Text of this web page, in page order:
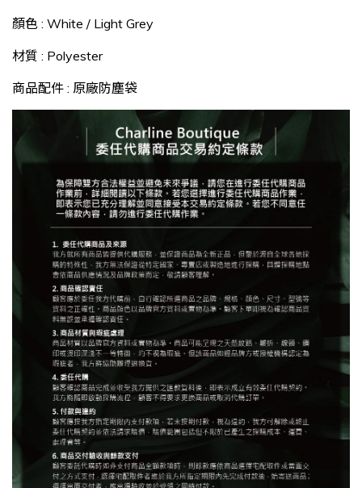
顏色 : White / Light Grey
材質 : Polyester
商品配件 : 原廠防塵袋